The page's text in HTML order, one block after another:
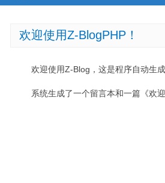
欢迎使用Z-BlogPHP！
欢迎使用Z-Blog，这是程序自动生
系统生成了一个留言本和一篇《欢